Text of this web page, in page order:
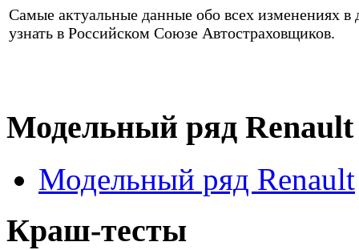
Самые актуальные данные обо всех изменениях
узнать в Российском Союзе Автостраховщиков.
Модельный ряд Renault
Модельный ряд Renault
Краш-тесты